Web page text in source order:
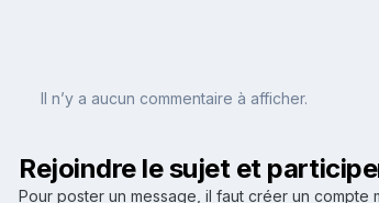
Il n’y a aucun commentaire à afficher.
Rejoindre le sujet et
Pour poster un message, il faut créer un compte